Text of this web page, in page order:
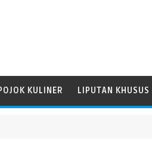
KULINER LIPUTAN KHUSUS